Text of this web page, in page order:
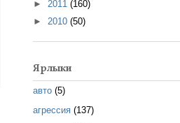
► 2011 (160)
► 2010 (50)
Ярлыки
авто (5)
агрессия (137)